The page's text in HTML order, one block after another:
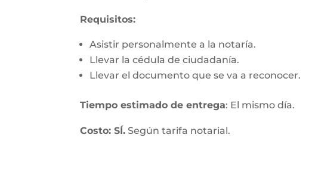
Requisitos:
Asistir personalmente a la notaría.
Llevar la cédula de ciudadanía.
Llevar el documento que se va a reconocer.
Tiempo estimado de entrega: El mismo día.
Costo: SÍ. Según tarifa notarial.